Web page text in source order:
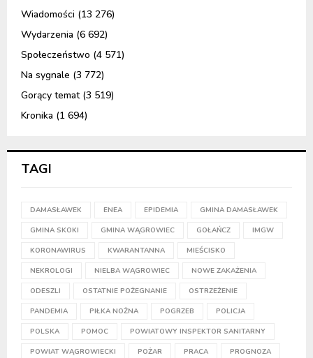
Wiadomości (13 276)
Wydarzenia (6 692)
Społeczeństwo (4 571)
Na sygnale (3 772)
Gorący temat(3 519)
Kronika (1 694)
TAGI
DAMASŁAWEK ENEA EPIDEMIA GMINA DAMASŁAWEK
GMINA SKOKI GMINA WĄGROWIEC GOŁAŃCZ IMGW
KORONAWIRUS KWARANTANNA MIEŚCISKO
NEKROLOGI NIELBA WĄGROWIEC NOWE ZAKAŻENIA
ODESZLI OSTATNIE POŻEGNANIE OSTRZEŻENIE
PANDEMIA PIŁKA NOŻNA POGRZEB POLICJA
POLSKA POMOC POWIATOWY INSPEKTOR SANITARNY
POWIAT WĄGROWIECKI POŻAR PRACA PROGNOZA